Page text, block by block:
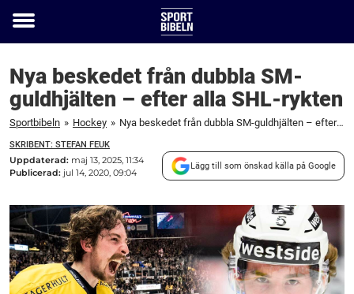
Toggle
Nya beskedet från dubbla SM-
guldhjälten – efter alla SHL-rykten
Sportbibeln » Hockey » Nya beskedet från dubbla SM-guldhjälten – efter alla SHL-rykten
SKRIBENT: STEFAN FEUK
Uppdaterad: maj 13, 2025, 11:34
Publicerad: jul 14, 2020, 09:04
Lägg till som önskad källa på Google